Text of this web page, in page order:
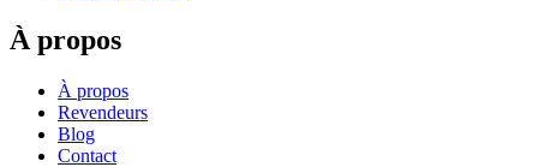
À propos
À propos
Revendeurs
Blog
Contact